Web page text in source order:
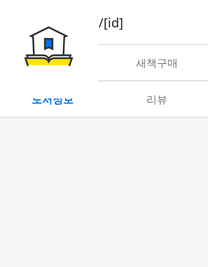
book/rent/[id]
대여 새책구매
도서정보 리뷰